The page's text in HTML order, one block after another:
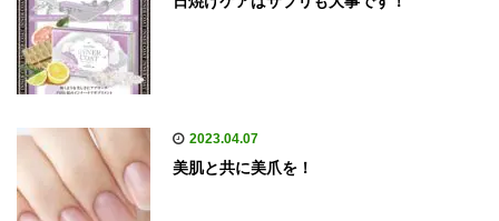
2023.04.07
美肌と共に美爪を！